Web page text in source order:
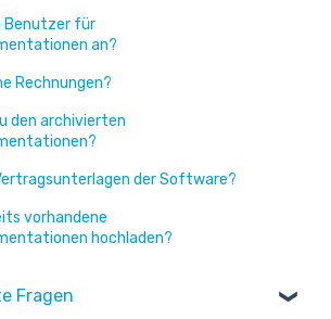
Benutzer für
an?
Rechnungen?
den archivierten
der Software?
vorhandene
hochladen?
Fragen